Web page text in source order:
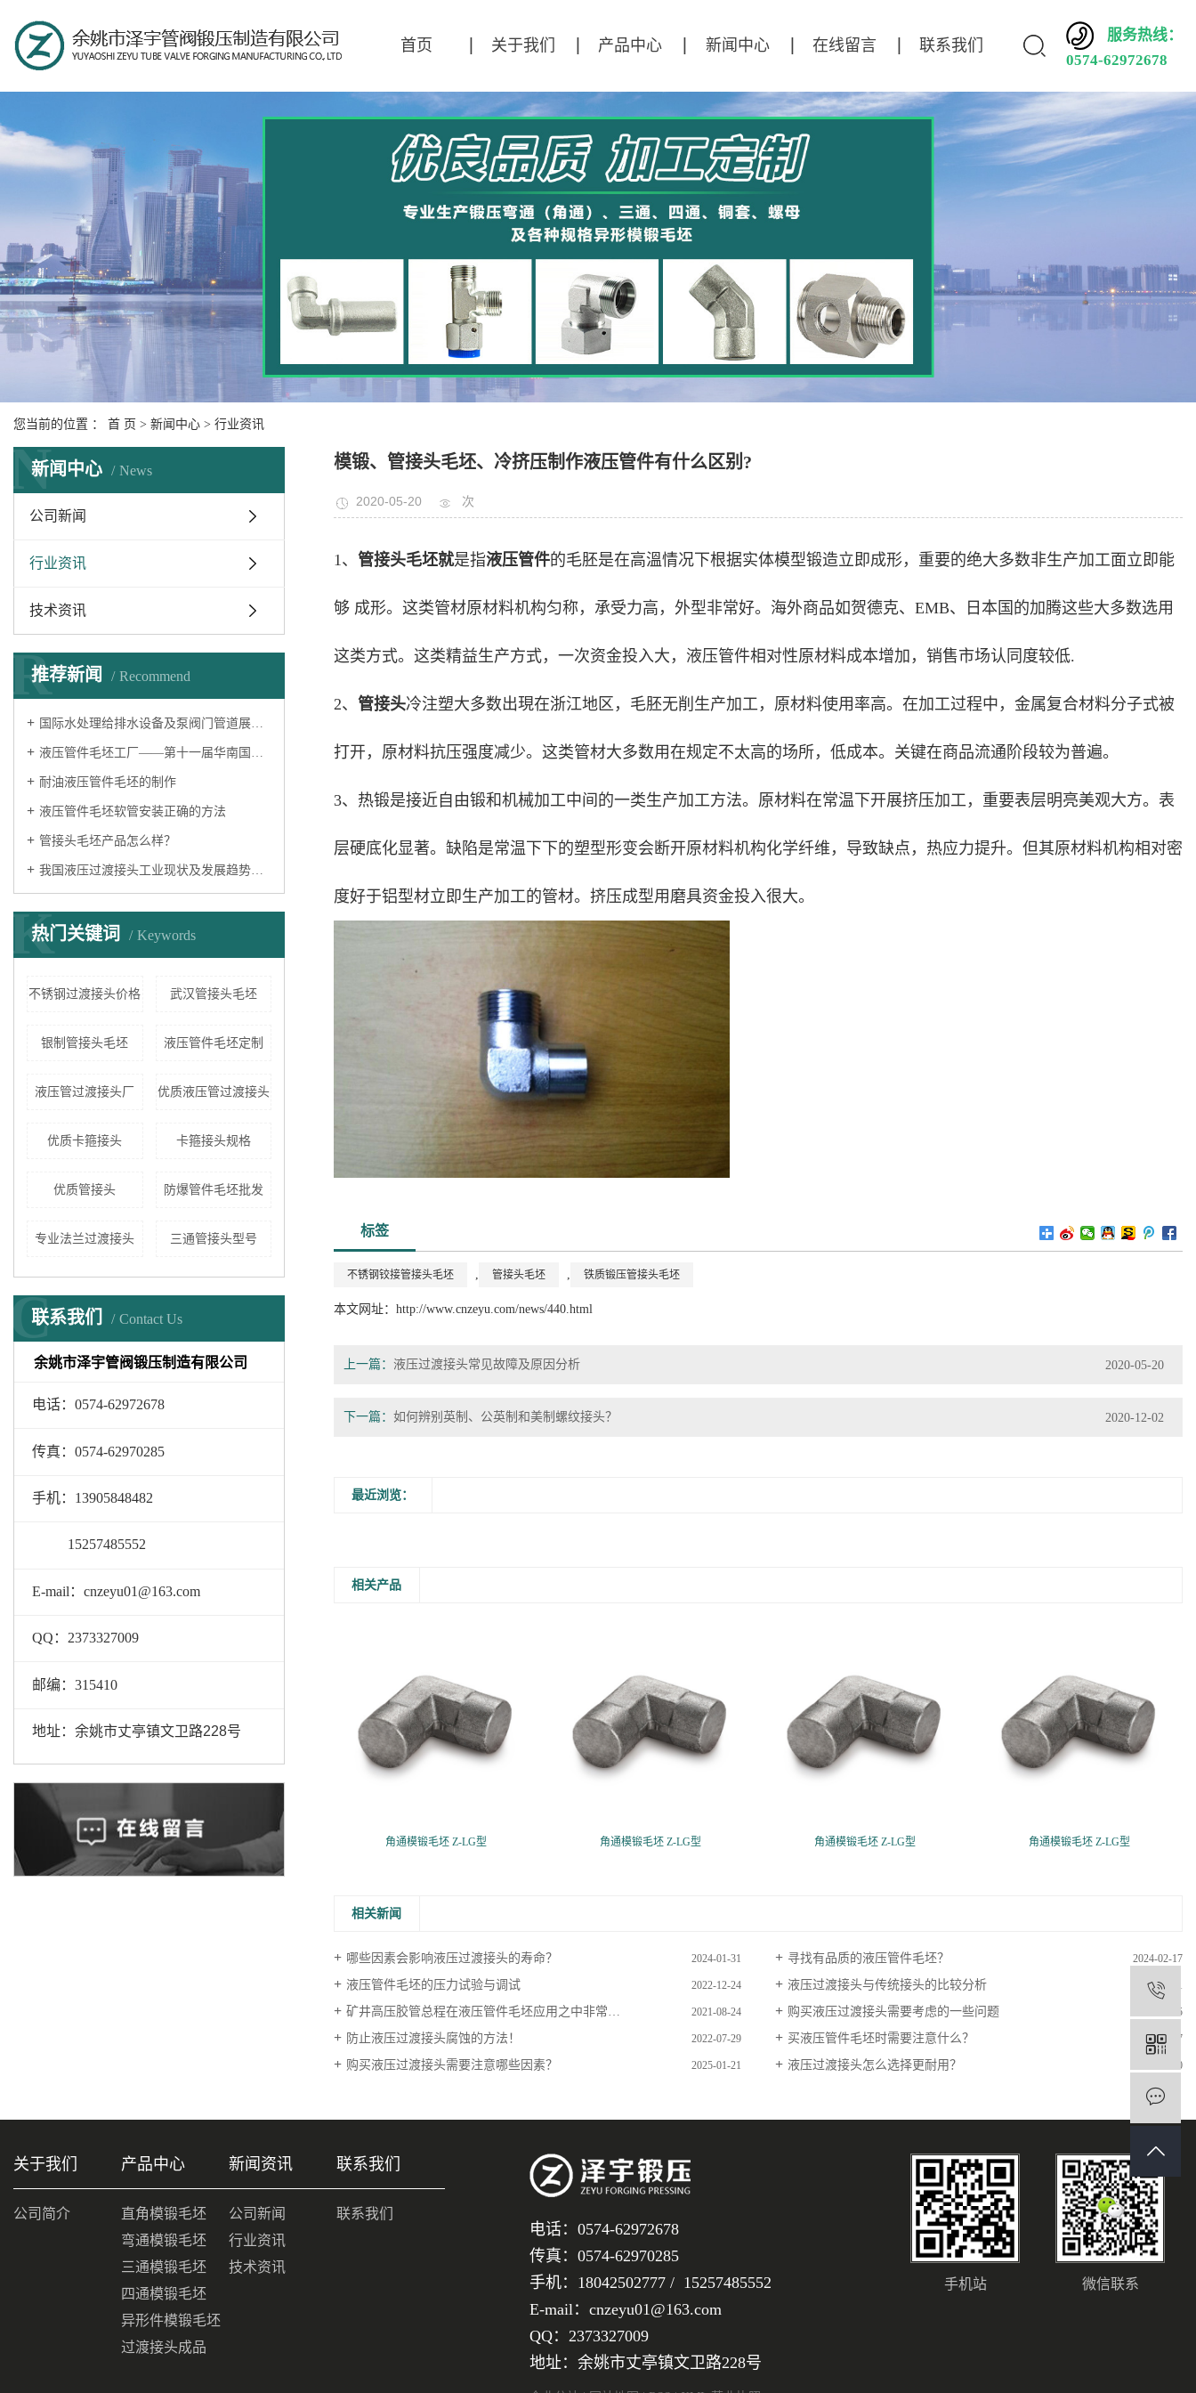
首页 关于我们
公司简介
产品中心
弯通锻压模坯
三通锻压模坯
四通锻压模坯
接头
新闻中心
公司新闻
行业资讯
技术资讯
在线留言 联系我们
服务热线：
0574-62972678
您当前的位置 ： 首 页 > 新闻中心 > 行业资讯
新闻中心 News
N
公司新闻
行业资讯
技术资讯
推荐新闻 Recommend
R
国际水处理给排水设备及泵阀门管道展览会——液压过渡接头厂家
液压管件毛坯工厂——第十一届华南国际流体机械及泵阀展览会
耐油液压管件毛坯的制作
液压管件毛坯软管安装正确的方法
管接头毛坯产品怎么样？
我国液压过渡接头工业现状及发展趋势分析
热门关键词 Keywords
K
不锈钢过渡接头价格 武汉管接头毛坯
银制管接头毛坯 液压管件毛坯定制
液压管过渡接头厂 优质液压管过渡接头
优质卡箍接头 卡箍接头规格
优质管接头 防爆管件毛坯批发
专业法兰过渡接头 三通管接头型号
联系我们 Contact Us
C
余姚市泽宇管阀锻压制造有限公司
电话：0574-62972678
传真：0574-62970285
手机：13905848482
15257485552
E-mail：cnzeyu01@163.com
QQ：2373327009
邮编： 315410
地址：余姚市丈亭镇文卫路228号
模锻、管接头毛坯、冷挤压制作液压管件有什么区别?
2020-05-20 次
1、 管接头毛坯就是指液压管件的毛胚是在高溫情况下根据实体模型锻造立即成形，重要的绝大多数非生产加工面立即能
够 成形。这类管材原材料机构匀称，承受力高，外型非常好。海外商品如贺德克、EMB、日本国的加腾这些大多数选用
这类方式。这类精益生产方式，一次资金投入大，液压管件相对性原材料成本增加，销售市场认同度较低.
2、 管接头冷注塑大多数出現在浙江地区，毛胚无削生产加工，原材料使用率高。在加工过程中，金属复合材料分子式被
打开，原材料抗压强度减少。这类管材大多数用在规定不太高的场所，低成本。关键在商品流通阶段较为普遍。
3、热锻是接近自由锻和机械加工中间的一类生产加工方法。原材料在常温下开展挤压加工，重要表层明亮美观大方。表
层硬底化显著。缺陷是常温下下的塑型形变会断开原材料机构化学纤维，导致缺点，热应力提升。但其原材料机构相对密
度好于铝型材立即生产加工的管材。挤压成型用磨具资金投入很大。
标签
不锈钢铰接管接头毛坯 , 管接头毛坯 , 铁质锻压管接头毛坯
本文网址： http://www.cnzeyu.com/news/440.html
上一篇： 液压过渡接头常见故障及原因分析 2020-05-20
下一篇： 如何辨别英制、公英制和美制螺纹接头？ 2020-12-02
最近浏览：
相关产品
角通模锻毛坯 Z-LG型 角通模锻毛坯 Z-LG型 角通模锻毛坯 Z-LG型 角通模锻毛坯 Z-LG型 角通模锻毛坯 Z-LG型
相关新闻
哪些因素会影响液压过渡接头的寿命？ 2024-01-31 寻找有品质的液压管件毛坯？ 2024-02-17
液压管件毛坯的压力试验与调试 2022-12-24 液压过渡接头与传统接头的比较分析 2024-01-31
矿井高压胶管总程在液压管件毛坯应用之中非常容易发生什么难题呢？ 2021-08-24 购买液压过渡接头需要考虑的一些问题 2022-12-15
防止液压过渡接头腐蚀的方法！ 2022-07-29 买液压管件毛坯时需要注意什么？ 2024-02-17
购买液压过渡接头需要注意哪些因素？ 2025-01-21 液压过渡接头怎么选择更耐用？ 2025-01-20
关于我们
公司简介
产品中心
直角模锻毛坯
弯通模锻毛坯
三通模锻毛坯
四通模锻毛坯
异形件模锻毛坯
过渡接头成品
新闻资讯
公司新闻
行业资讯
技术资讯
联系我们
联系我们
电话：0574-62972678
传真：0574-62970285
手机：18042502777 / 15257485552
E-mail：cnzeyu01@163.com
QQ：2373327009
地址：余姚市丈亭镇文卫路228号
手机站 微信联系